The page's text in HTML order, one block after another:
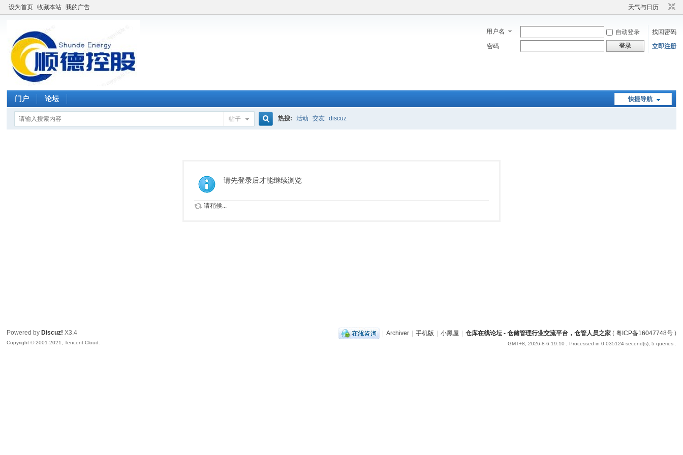
设为首页 收藏本站 我的广告 天气与日历
用户名 自动登录
找回密码
密码
登录 立即注册
快捷导航
门户 论坛
帖子
索
热搜: 活动 交友 discuz
请先登录后才能继续浏览
请稍候...
| Archiver | 手机版 | 小黑屋 | 仓库在线论坛 - 仓储管理行业交流平台，仓管人员之家( 粤ICP备16047748号)
GMT+8, 2026-8-6 19:10 , Processed in 0.035124 second(s), 5 queries .
Powered by Discuz! X3.4
Copyright © 2001-2021, Tencent Cloud.